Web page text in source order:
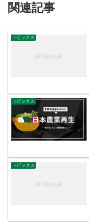
関連記事
トピックス
トピックス
トピックス